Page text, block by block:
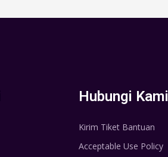
Hubungi Kami
Kirim Tiket Bantuan
Acceptable Use Policy